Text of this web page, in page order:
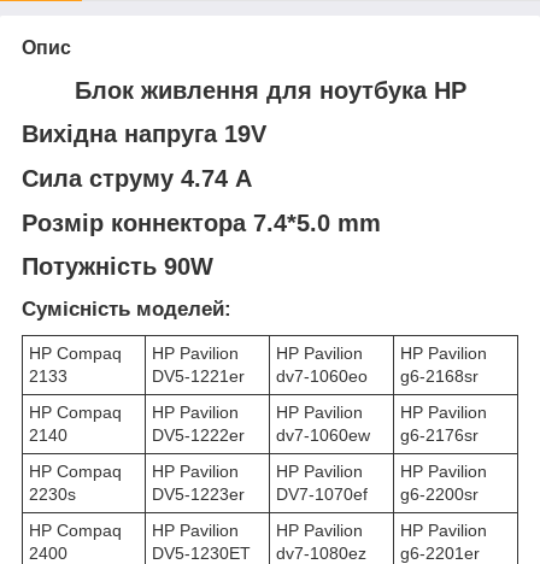
Опис
Блок живлення для ноутбука HP
Вихідна напруга 19V
Сила струму 4.74 A
Розмір коннектора 7.4*5.0 mm
Потужність 90W
Сумісність моделей:
HP Compaq
2133
HP Pavilion
DV5-1221er
HP Pavilion
dv7-1060eo
HP Pavilion
g6-2168sr
HP Compaq
2140
HP Pavilion
DV5-1222er
HP Pavilion
dv7-1060ew
HP Pavilion
g6-2176sr
HP Compaq
2230s
HP Pavilion
DV5-1223er
HP Pavilion
DV7-1070ef
HP Pavilion
g6-2200sr
HP Compaq
2400
HP Pavilion
DV5-1230ET
HP Pavilion
dv7-1080ez
HP Pavilion
g6-2201er